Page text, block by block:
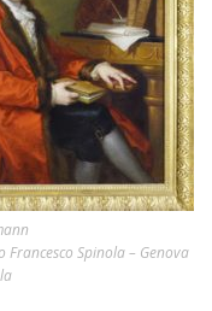
Spinola – Genova